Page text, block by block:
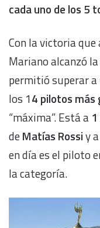
cada uno de los 5
Con la victoria que
Mariano alcanzó la
permitió superar a
los 14 pilotos más
“máxima”. Está a 1
deMatías Rossiy a
en día es el piloto
la categoría.